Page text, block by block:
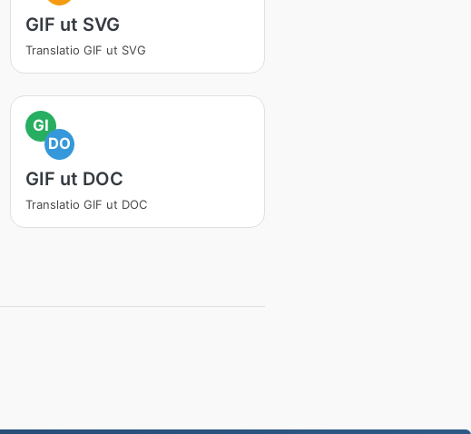
GIF ut SVG
Translatio GIF ut SVG
GI
DO
GIF ut DOC
Translatio GIF ut DOC